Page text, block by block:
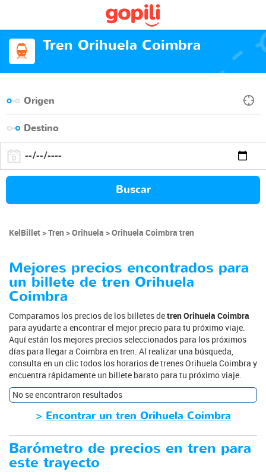
Tren Orihuela Coimbra
Buscar
KelBillet Tren Orihuela Orihuela Coimbra tren
Mejores precios encontrados para
un billete de tren Orihuela
Coimbra
Comparamos los precios de los billetes detren Orihuela Coimbra
para ayudarte a encontrar el mejor precio para tu próximo viaje.
Aquí están los mejores precios seleccionados para los próximos
días para llegar a Coimbra en tren. Al realizar una búsqueda,
consulta en un clic todos los horarios de trenes Orihuela Coimbra y
encuentra rápidamente un billete barato para tu próximo viaje.
No se encontraron resultados
> Encontrar un tren Orihuela Coimbra
Barómetro de precios en tren para
este trayecto